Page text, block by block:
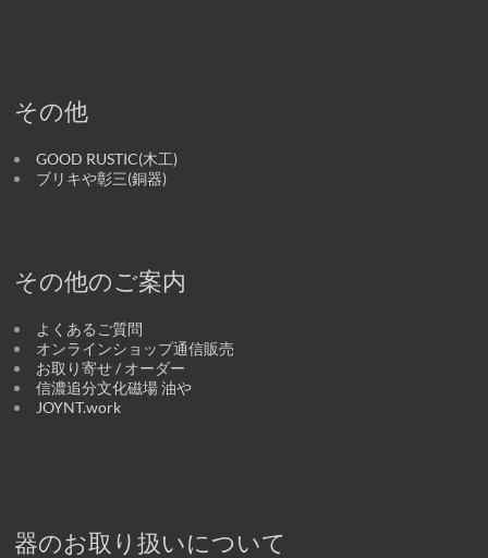
その他
GOOD RUSTIC(木工)
ブリキや彰三(銅器)
その他のご案内
よくあるご質問
オンラインショップ通信販売
お取り寄せ / オーダー
信濃追分文化磁場 油や
JOYNT.work
器のお取り扱いについて